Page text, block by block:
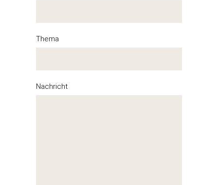
Thema
Nachricht